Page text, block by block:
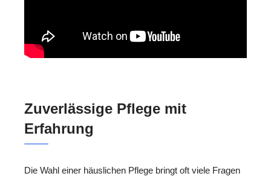
Zuverlässige Pflege mit
Erfahrung
Die Wahl einer häuslichen Pflege bringt oft viele Fragen